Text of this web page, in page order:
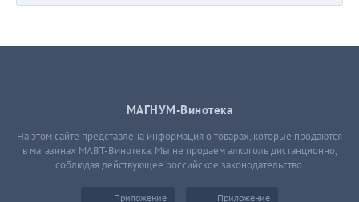
МАГНУМ-Винотека
На этом сайте представлена информация о товарах, которые продаются
в магазинах МАВТ-Винотека. Мы не продаем алкоголь дистанционно,
соблюдая действующее российское законодательство.
Приложение
Приложение